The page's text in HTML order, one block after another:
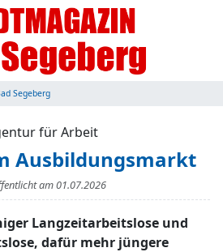
Segeberg
für Arbeit
Ausbildungsmarkt
am01.07.2026
Langzeitarbeitslose und
dafür mehr jüngere